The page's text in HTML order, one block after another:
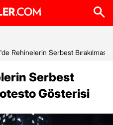
Rehinelerin Serbest
Serbest
Gösterisi